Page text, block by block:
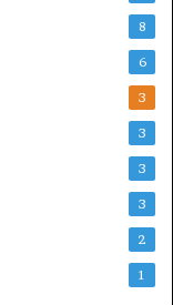
8
6
3
3
3
3
2
1